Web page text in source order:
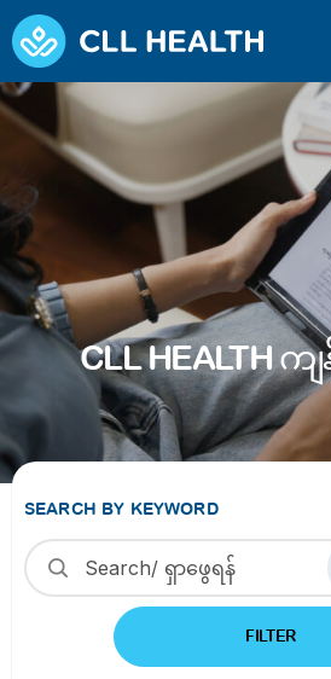
CLL HEALTH
SEARCH BY KEYWORD
FILTER